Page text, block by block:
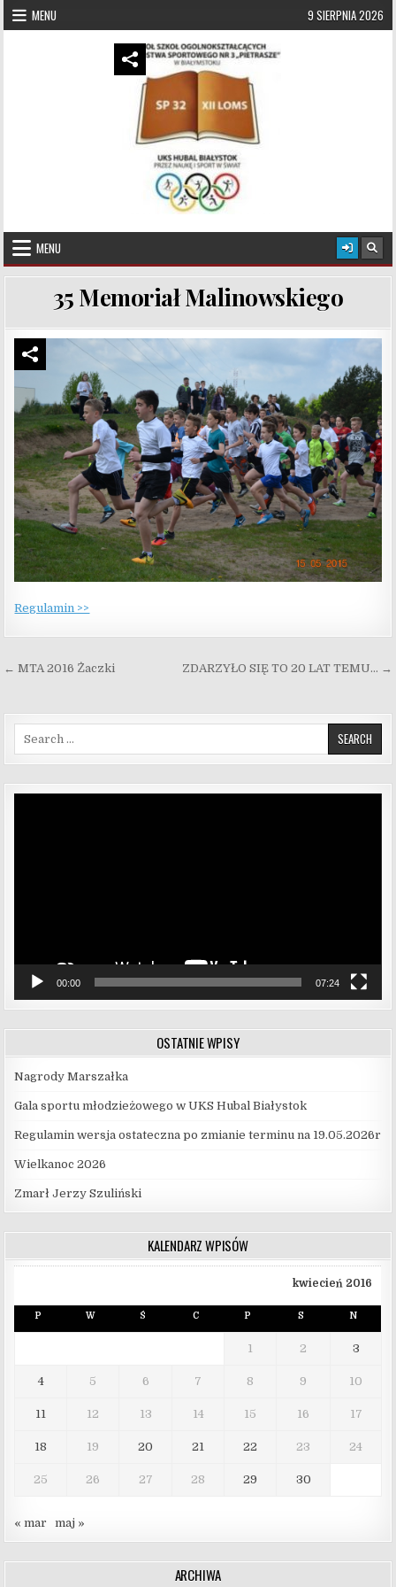
Skip to content
MENU 9 SIERPNIA 2026
UKS Hubal Białystok
MENU
35 Memoriał Malinowskiego
Regulamin >>
Nawigacja wpisuZDARZYŁO SIĘ TO 20 LAT TEMU… →
← MTA 2016 Żaczki
00:00 07:24
OSTATNIE WPISY
Nagrody Marszałka
Gala sportu młodzieżowego w UKS Hubal Białystok
Regulamin wersja ostateczna po zmianie terminu na 19.05.2026r
Wielkanoc 2026
Zmarł Jerzy Szuliński
KALENDARZ WPISÓW
kwiecień 2016
P W Ś C P S N
1 2 3
4 5 6 7 8 9 10
11 12 13 14 15 16 17
18 19 20 21 22 23 24
25 26 27 28 29 30
« mar maj »
ARCHIWA